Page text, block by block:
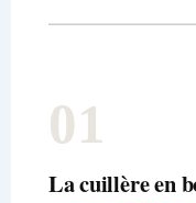
01
La cuillère en